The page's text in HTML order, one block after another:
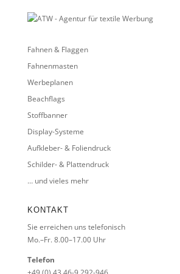
Fahnen & Flaggen
Fahnenmasten
Werbeplanen
Beachflags
Stoffbanner
Display-Systeme
Aufkleber- & Foliendruck
Schilder- & Plattendruck
… und vieles mehr
KONTAKT
Sie erreichen uns telefonisch
Mo.–Fr. 8.00–17.00 Uhr
Telefon